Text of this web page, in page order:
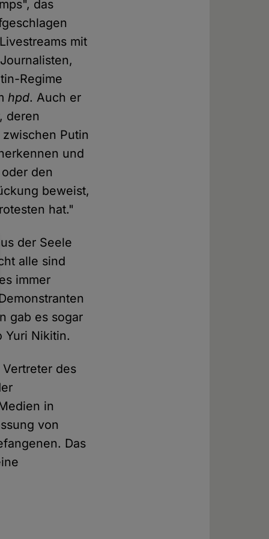
das
mit
Regime
hpd. Auch er
deren
Putin
und
den
beweist,
hat."
der Seele
alle sind
immer
gab es sogar
Yuri Nikitin.
des
in
von
Das